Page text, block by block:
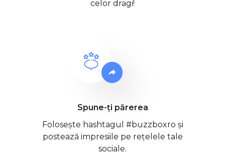
celor dragi!
Spune-ți părerea
Folosește hashtagul #buzzboxro și
postează impresiile pe rețelele tale
sociale.